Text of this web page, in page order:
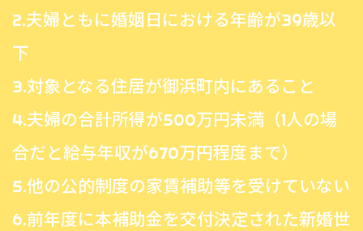
2.夫婦ともに婚姻日における年齢が39歳以
下
3.対象となる住居が御浜町内にあること
4.夫婦の合計所得が500万円未満（1人の場
合だと給与年収が670万円程度まで）
5.他の公的制度の家賃補助等を受けていない
6.前年度に本補助金を交付決定された新婚世